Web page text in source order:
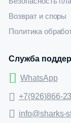
Возврат и споры
Политика
Служба
WhatsApp
+7(926)866-
info@sharks-